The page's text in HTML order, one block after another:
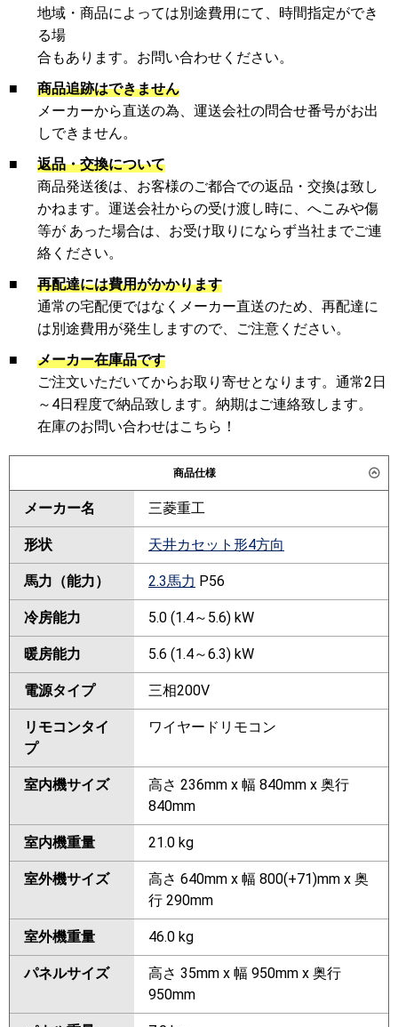
地域・商品によっては別途費用にて、時間指定ができ
る場
合もあります。お問い合わせください。
■
商品追跡はできません
メーカーから直送の為、運送会社の問合せ番号がお出
しできません。
■
返品・交換について
商品発送後は、お客様のご都合での返品・交換は致し
かねます。運送会社からの受け渡し時に、へこみや傷
等が あった場合は、お受け取りにならず当社までご連
絡ください。
■
再配達には費用がかかります
通常の宅配便ではなくメーカー直送のため、再配達に
は別途費用が発生しますので、ご注意ください。
■
メーカー在庫品です
ご注文いただいてからお取り寄せとなります。通常2日
～4日程度で納品致します。納期はご連絡致します。
在庫のお問い合わせはこちら！
商品仕様
メーカー名 三菱重工
形状 天井カセット形4方向
馬力（能力） 2.3馬力 P56
冷房能力 5.0 (1.4～5.6) kW
暖房能力 5.6 (1.4～6.3) kW
電源タイプ 三相200V
リモコンタイ
プ
ワイヤードリモコン
室内機サイズ
高さ 236mm x 幅 840mm x 奥行
840mm
室内機重量 21.0 kg
室外機サイズ
高さ 640mm x 幅 800(+71)mm x 奥
行 290mm
室外機重量 46.0 kg
パネルサイズ
高さ 35mm x 幅 950mm x 奥行
950mm